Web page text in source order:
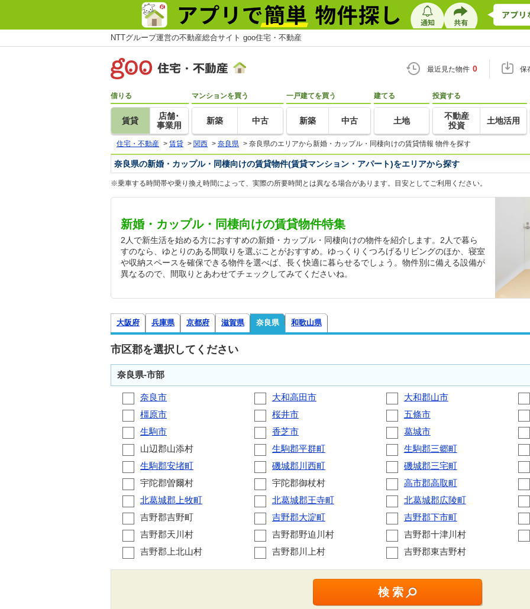
NTTグループ運営の不動産総合サイト goo住宅・不動産
最近見た物件 0 保
借りる
賃貸
店舗･
事業用
マンションを買う
新築 中古
一戸建てを買う
新築 中古
建てる
土地
投資する
不動産
投資
土地活用
住宅・不動産 > 賃貸 > 関西 > 奈良県 > 奈良県のエリアから新婚・カップル・同棲向けの賃貸情報 物件を探す
奈良県の新婚・カップル・同棲向けの賃貸物件(賃貸マンション・アパート)をエリアから探す
※乗車する時間帯や乗り換え時間によって、実際の所要時間とは異なる場合があります。目安としてご利用ください。
新婚・カップル・同棲向けの賃貸物件特集
2人で新生活を始める方におすすめの新婚・カップル・同棲向けの物件を紹介します。2人で暮ら
すのなら、ゆとりのある間取りを選ぶことがおすすめ。ゆっくりくつろげるリビングのほか、寝室
や収納スペースを確保できる物件を選べば、長く快適に暮らせるでしょう。物件別に備える設備が
異なるので、間取りとあわせてチェックしてみてくださいね。
大阪府 兵庫県 京都府 滋賀県 奈良県 和歌山県
市区郡を選択してください
奈良県-市部
奈良市 大和高田市 大和郡山市
橿原市
桜井市 五條市
生駒市
香芝市 葛城市
山辺郡山添村
生駒郡平群町 生駒郡三郷町
生駒郡安堵町
磯城郡川西町 磯城郡三宅町
宇陀郡曽爾村
宇陀郡御杖村 高市郡高取町
北葛城郡上牧町
北葛城郡王寺町 北葛城郡広陵町
吉野郡吉野町
吉野郡大淀町 吉野郡下市町
吉野郡天川村
吉野郡野迫川村 吉野郡十津川村
吉野郡上北山村
吉野郡川上村 吉野郡東吉野村